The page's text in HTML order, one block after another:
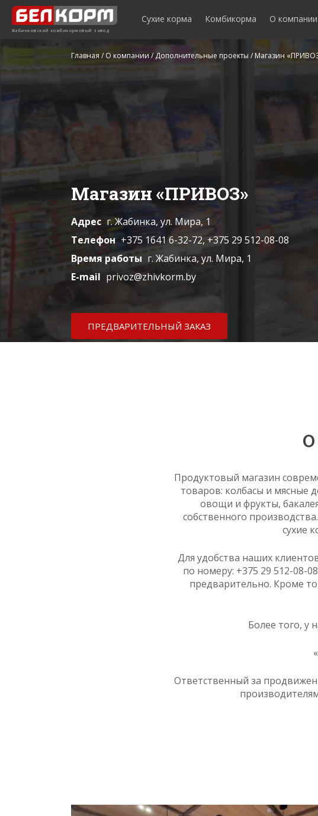
Жабинковский комбикормовый завод
Сухие корма Комбикорма О компании
Главная /О компании /Дополнительные проекты /Магазин
Магазин «ПРИВОЗ»
Адрес г. Жабинка, ул. Мира, 1
Телефон +375 1641 6-32-72, +375 29 512-08-08
Время работы г. Жабинка, ул. Мира, 1
E-mail privoz@zhivkorm.by
ПРЕДВАРИТЕЛЬНЫЙ ЗАКАЗ
Продуктовый магазин
товаров: колбасы и мясные
овощи и фрукты,
собственного
сухие
Для удобства наших
по номеру: +375 29 512-08-
предварительно. Кроме
Более того, у
Ответственный за